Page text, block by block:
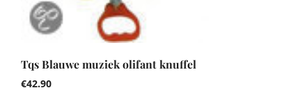
Tqs Blauwe muziek olifant knuffel
€42.90